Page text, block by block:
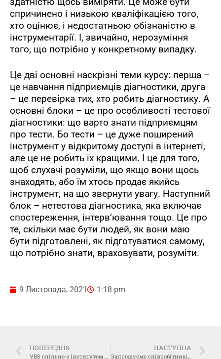
спричинено і низькою кваліфікацією того,
хто оцінює, і недостатньою обізнаністю в
інструментарії. І, звичайно, нерозуміння
того, що потрібно у конкретному випадку.
Це дві основні наскрізні теми курсу: перша –
це навчання підприємців діагностики, друга
– це перевірка тих, хто робить діагностику. А
основні блоки – це про особливості тестової
діагностики: що варто знати підприємцям
про тести. Бо тести – це дуже поширений
інструмент у відкритому доступі в інтернеті,
але це не робить їх кращими. І це для того,
щоб слухачі розуміли, що якщо вони щось
знаходять, або їм хтось продає якийсь
інструмент, на що звернути увагу. Наступний
блок – нетестова діагностика, яка включає
спостереження, інтерв’ювання тощо. Це про
те, скільки має бути людей, як вони маю
бути підготовлені, як підготуватися самому,
що потрібно знати, враховувати, розуміти.
9 Листопада, 2021 1:18 pm
ПОПЕРЕДНЯ
VBS спільно з Інститутом Горшеніна та Фондом ім. Фрідріха Еберта актуалізували питання екології на Волині
НАСТУПНА
Запрошуємо співробітників ЗМІ на Відкритий курс VBS-MEDIA від авторитетних українських журналістів